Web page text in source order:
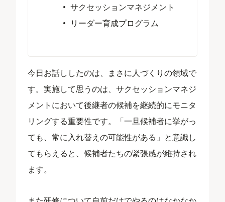
サクセッションマネジメント
リーダー育成プログラム
今日お話ししたのは、まさに人づくりの領域で
す。実施して思うのは、サクセッションマネジ
メントにおいて後継者の候補を継続的にモニタ
リングする重要性です。「一旦候補者に挙がっ
ても、常に入れ替えの可能性がある」と意識し
てもらえると、候補者たちの緊張感が維持され
ます。